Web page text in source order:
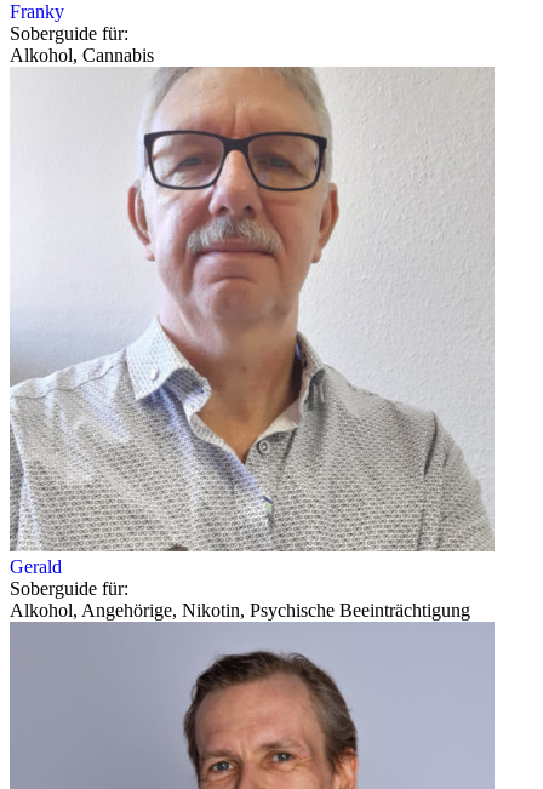
Franky
Soberguide für:
Alkohol, Cannabis
Gerald
Soberguide für:
Alkohol, Angehörige, Nikotin, Psychische Beeinträchtigung